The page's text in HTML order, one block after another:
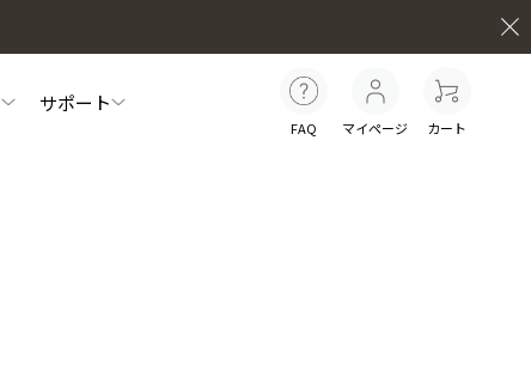
サポート
FAQ マイページ カート